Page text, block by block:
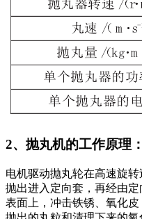
2、抛丸机的工作原理：
电机驱动抛丸轮在高速旋
抛出进入定向套，再经由
表面上，冲击铁锈、氧化皮